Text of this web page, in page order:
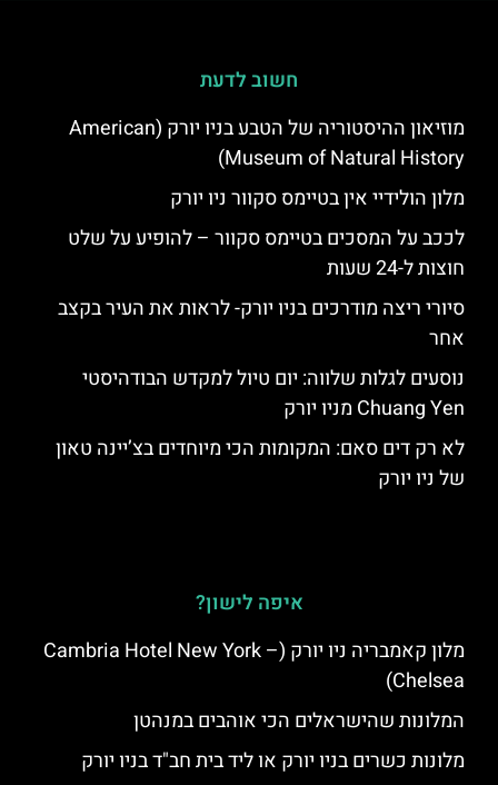
חשוב לדעת
מוזיאון ההיסטוריה של הטבע בניו יורק (American
Museum of Natural History)
מלון הולידיי אין בטיימס סקוור ניו יורק
לככב על המסכים בטיימס סקוור – להופיע על שלט
חוצות ל-24 שעות
סיורי ריצה מודרכים בניו יורק- לראות את העיר בקצב
אחר
נוסעים לגלות שלווה: יום טיול למקדש הבודהיסטי
Chuang Yen מניו יורק
לא רק דים סאם: המקומות הכי מיוחדים בצ’יינה טאון
של ניו יורק
איפה לישון?
מלון קאמבריה ניו יורק (Cambria Hotel New York –
Chelsea)
המלונות שהישראלים הכי אוהבים במנהטן
מלונות כשרים בניו יורק או ליד בית חב"ד בניו יורק